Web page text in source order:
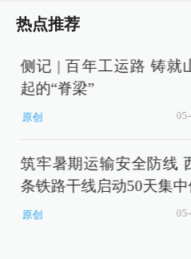
热点推荐
侧记 | 百年工运路 铸就
起的“脊梁”
原创
筑牢暑期运输安全防线
条铁路干线启动50天集中
原创